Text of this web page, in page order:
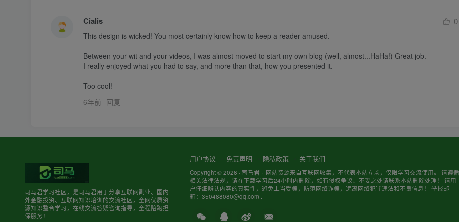
Cialis 0
This design is wicked! You most certainly know how to keep a reader amused.
Between your wit and your videos, I was almost moved to start my own blog (well, almost...HaHa!) Great job.
I really enjoyed what you had to say, and more than that, how you presented it.
Too cool!
6年前 回复
司马君学习社区，是司马君用于分享互联网副业、国内
外金融投资、互联网知识培训的交流社区，全网优质资
源知识整合学习，在线交流答疑咨询指导，全程陪跑担
保服务！
用户协议 免责声明 隐私政策 关于我们
Copyright © 2026 · 司马君 · 网站资源来自互联网收集，不代表本站立场，仅限学习交流使用。 请遵循
相关法律法规，请在下载学习后24小时内删除，如有侵权争议、不妥之处请联系本站删除处理！ 请用
户仔细辨认内容的真实性，避免上当受骗，防范网络诈骗，远离网络犯罪违法和不良信息！ 举报邮
箱：350488080@qq.com .